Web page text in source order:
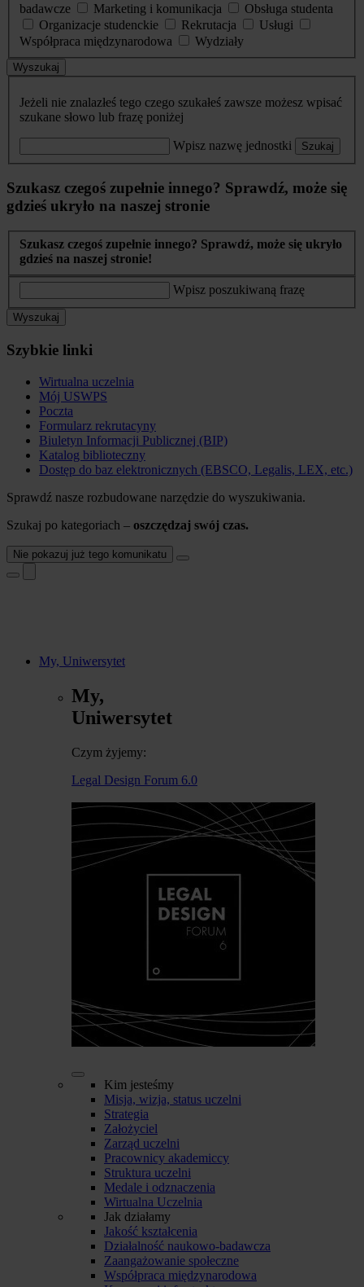
badawcze
Marketing i komunikacja
Obsługa studenta
Organizacje studenckie
Rekrutacja
Usługi
Współpraca międzynarodowa
Wydziały
Wyszukaj
Jeżeli nie znalazłeś tego czego szukałeś zawsze możesz wpisać
szukane słowo lub frazę poniżej
Wpisz nazwę jednostki Szukaj
Szukasz czegoś zupełnie innego? Sprawdź, może się
gdzieś ukryło na naszej stronie
Szukasz czegoś zupełnie innego? Sprawdź, może się ukryło
gdzieś na naszej stronie!
Wpisz poszukiwaną frazę
Wyszukaj
Szybkie linki
Wirtualna uczelnia
Mój USWPS
Poczta
Formularz rekrutacyny
Biuletyn Informacji Publicznej (BIP)
Katalog biblioteczny
Dostęp do baz elektronicznych (EBSCO, Legalis, LEX, etc.)
Sprawdź nasze rozbudowane narzędzie do wyszukiwania.
Szukaj po kategoriach – oszczędzaj swój czas.
Nie pokazuj już tego komunikatu
My, Uniwersytet
My,
Uniwersytet
Czym żyjemy:
Legal Design Forum 6.0
Kim jesteśmy
Misja, wizja, status uczelni
Strategia
Założyciel
Zarząd uczelni
Pracownicy akademiccy
Struktura uczelni
Medale i odznaczenia
Wirtualna Uczelnia
Jak działamy
Jakość kształcenia
Działalność naukowo-badawcza
Zaangażowanie społeczne
Współpraca międzynarodowa